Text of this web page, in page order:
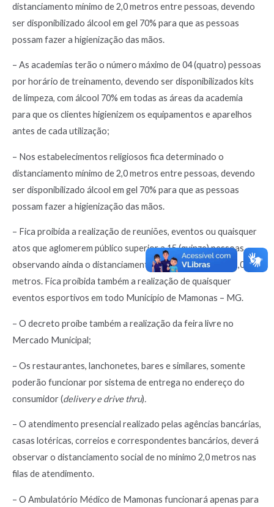
distanciamento mínimo de 2,0 metros entre pessoas, devendo
ser disponibilizado álcool em gel 70% para que as pessoas
possam fazer a higienização das mãos.
– As academias terão o número máximo de 04 (quatro) pessoas
por horário de treinamento, devendo ser disponibilizados kits
de limpeza, com álcool 70% em todas as áreas da academia
para que os clientes higienizem os equipamentos e aparelhos
antes de cada utilização;
– Nos estabelecimentos religiosos fica determinado o
distanciamento mínimo de 2,0 metros entre pessoas, devendo
ser disponibilizado álcool em gel 70% para que as pessoas
possam fazer a higienização das mãos.
– Fica proibida a realização de reuniões, eventos ou quaisquer
atos que aglomerem público superior a 15 (quinze) pessoas,
observando ainda o distanciamento social de no mínimo 2,0
metros. Fica proibida também a realização de quaisquer
eventos esportivos em todo Município de Mamonas – MG.
– O decreto proíbe também a realização da feira livre no
Mercado Municipal;
– Os restaurantes, lanchonetes, bares e similares, somente
poderão funcionar por sistema de entrega no endereço do
consumidor (delivery e drive thru).
– O atendimento presencial realizado pelas agências bancárias,
casas lotéricas, correios e correspondentes bancários, deverá
observar o distanciamento social de no mínimo 2,0 metros nas
filas de atendimento.
– O Ambulatório Médico de Mamonas funcionará apenas para